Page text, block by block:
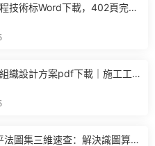
技術标Word下載，402頁完整
織設計方案pdf下載｜施工工
法圖集三維速查：解決識圖算